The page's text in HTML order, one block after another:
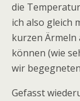
die
ich also gleich
kurzen
können (wie
wir
Gefasst